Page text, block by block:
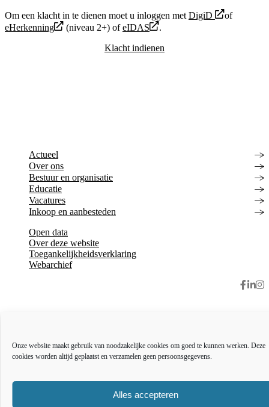
Onze website maakt gebruik van noodzakelijke cookies om goed te kunnen werken. Deze
cookies worden altijd geplaatst en verzamelen geen persoonsgegevens.
Alles accepteren
Om een klacht in te dienen moet u inloggen met DigiD
of
eHerkenning
(niveau 2+) ofeIDAS
.
Klacht indienen
Actueel
Over ons
Bestuur en organisatie
Educatie
Vacatures
Inkoop en aanbesteden
Open data
Over deze website
Toegankelijkheidsverklaring
Webarchief
The